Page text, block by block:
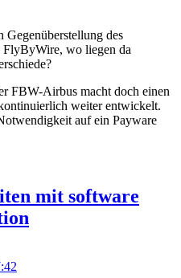
Gegenüberstellung des
wo liegen da
FBW-Airbus macht doch einen
weiter entwickelt.
auf ein Payware
mit software